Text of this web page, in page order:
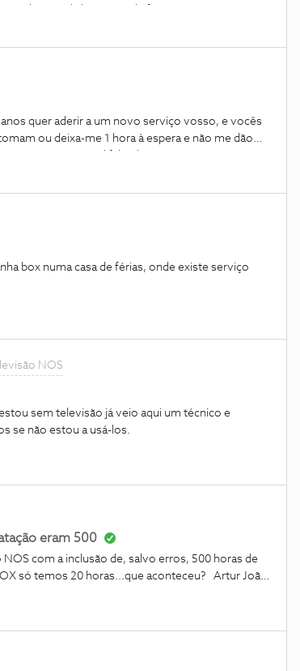
da box uma, de forma a aceitar este
quer aderir a um novo serviço vosso, e vocês
ou deixa-me 1 hora à espera e não me dão
porque é uma total falta de respeito. No entanto
para me resolverem a minha situação.
NOS
sem televisão já veio aqui um técnico e
se não estou a usá-los.
eram 500
com a inclusão de, salvo erros, 500 horas de
só temos 20 horas...que aconteceu? Artur João